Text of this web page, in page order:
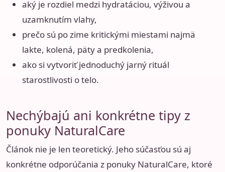
aký je rozdiel medzi hydratáciou, výživou a
uzamknutím vlahy,
prečo sú po zime kritickými miestami najmä
lakte, kolená, päty a predkolenia,
ako si vytvoriť jednoduchý jarný rituál
starostlivosti o telo.
Nechýbajú ani konkrétne tipy z
ponuky NaturalCare
Článok nie je len teoretický. Jeho súčasťou sú aj
konkrétne odporúčania z ponuky NaturalCare, ktoré